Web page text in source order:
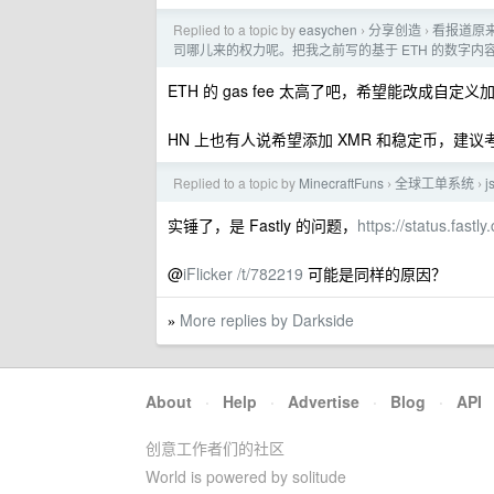
Replied to a topic byeasychen › 分享创造 › 看报道原
司哪儿来的权力呢。把我之前写的基于 ETH 的数字
ETH 的 gas fee 太高了吧，希望能改成自定义
HN 上也有人说希望添加 XMR 和稳定币，建议
Replied to a topic by MinecraftFuns › 全球工单系统 ›
实锤了，是 Fastly 的问题， https://
@iFlicker /t/782219 可能是同样的原因？
» More replies by Darkside
About · Help · Advertise · Blog · API
创意工作者们的社区
World is powered by solitude